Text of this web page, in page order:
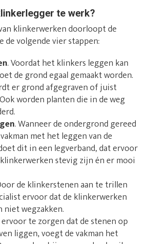
te werk?
klinkerwerken doorloopt de
de volgende vier stappen:
. Voordat het klinkers leggen kan
de grond egaal gemaakt worden.
er grond afgegraven of juist
worden planten die in de weg
. Wanneer de ondergrond gereed
met het leggen van de
dit in een legverband, dat ervoor
stevig zijn én er mooi
de klinkerstenen aan te trillen
ervoor dat de klinkerwerken
wegzakken.
ervoor te zorgen dat de stenen op
liggen, voegt de vakman het